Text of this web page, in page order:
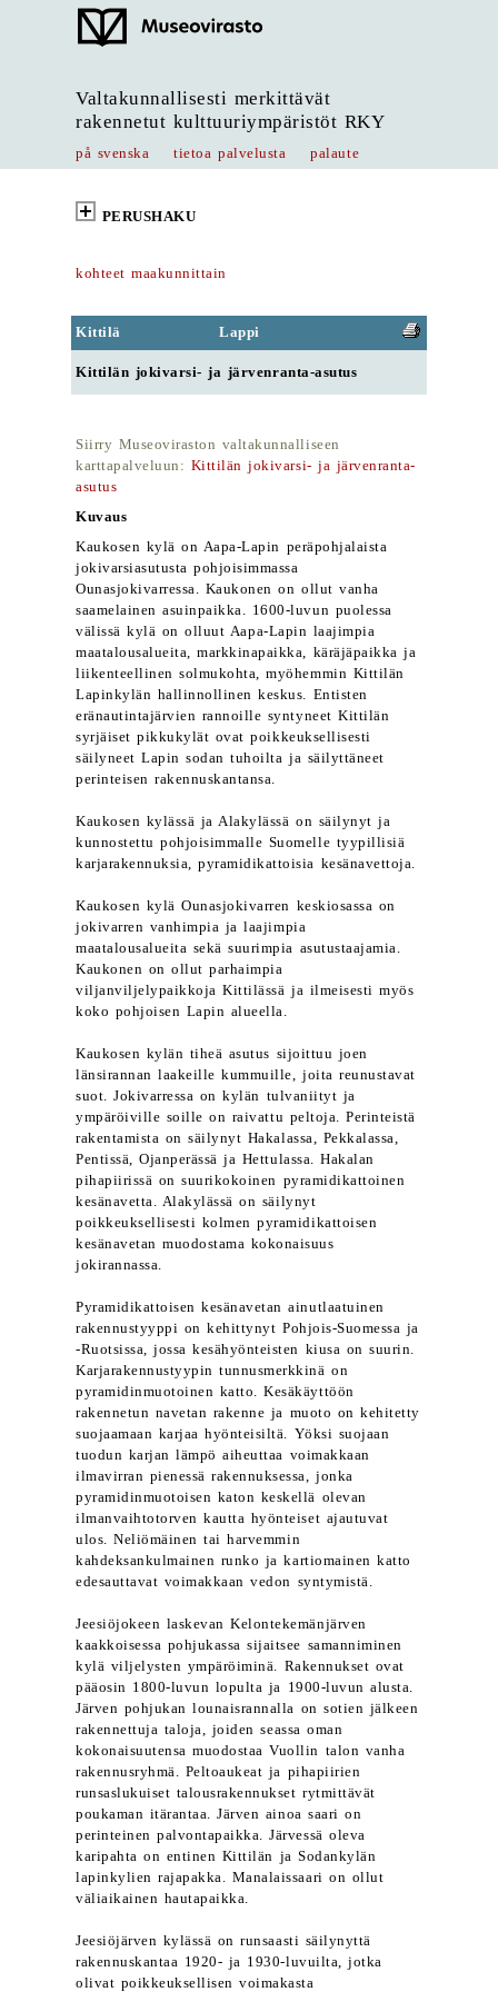
Valtakunnallisesti merkittävät
rakennetut kulttuuriympäristöt RKY
på svenska tietoa palvelusta palaute
PERUSHAKU
kohteet maakunnittain
Kittilä Lappi
Kittilän jokivarsi- ja järvenranta-asutus
Siirry Museoviraston valtakunnalliseen
karttapalveluun: Kittilän jokivarsi- ja järvenranta-
asutus
Kuvaus
Kaukosen kylä on Aapa-Lapin peräpohjalaista
jokivarsiasutusta pohjoisimmassa
Ounasjokivarressa. Kaukonen on ollut vanha
saamelainen asuinpaikka. 1600-luvun puolessa
välissä kylä on olluut Aapa-Lapin laajimpia
maatalousalueita, markkinapaikka, käräjäpaikka ja
liikenteellinen solmukohta, myöhemmin Kittilän
Lapinkylän hallinnollinen keskus. Entisten
eränautintajärvien rannoille syntyneet Kittilän
syrjäiset pikkukylät ovat poikkeuksellisesti
säilyneet Lapin sodan tuhoilta ja säilyttäneet
perinteisen rakennuskantansa.
Kaukosen kylässä ja Alakylässä on säilynyt ja
kunnostettu pohjoisimmalle Suomelle tyypillisiä
karjarakennuksia, pyramidikattoisia kesänavettoja.
Kaukosen kylä Ounasjokivarren keskiosassa on
jokivarren vanhimpia ja laajimpia
maatalousalueita sekä suurimpia asutustaajamia.
Kaukonen on ollut parhaimpia
viljanviljelypaikkoja Kittilässä ja ilmeisesti myös
koko pohjoisen Lapin alueella.
Kaukosen kylän tiheä asutus sijoittuu joen
länsirannan laakeille kummuille, joita reunustavat
suot. Jokivarressa on kylän tulvaniityt ja
ympäröiville soille on raivattu peltoja. Perinteistä
rakentamista on säilynyt Hakalassa, Pekkalassa,
Pentissä, Ojanperässä ja Hettulassa. Hakalan
pihapiirissä on suurikokoinen pyramidikattoinen
kesänavetta. Alakylässä on säilynyt
poikkeuksellisesti kolmen pyramidikattoisen
kesänavetan muodostama kokonaisuus
jokirannassa.
Pyramidikattoisen kesänavetan ainutlaatuinen
rakennustyyppi on kehittynyt Pohjois-Suomessa ja
-Ruotsissa, jossa kesähyönteisten kiusa on suurin.
Karjarakennustyypin tunnusmerkkinä on
pyramidinmuotoinen katto. Kesäkäyttöön
rakennetun navetan rakenne ja muoto on kehitetty
suojaamaan karjaa hyönteisiltä. Yöksi suojaan
tuodun karjan lämpö aiheuttaa voimakkaan
ilmavirran pienessä rakennuksessa, jonka
pyramidinmuotoisen katon keskellä olevan
ilmanvaihtotorven kautta hyönteiset ajautuvat
ulos. Neliömäinen tai harvemmin
kahdeksankulmainen runko ja kartiomainen katto
edesauttavat voimakkaan vedon syntymistä.
Jeesiöjokeen laskevan Kelontekemänjärven
kaakkoisessa pohjukassa sijaitsee samanniminen
kylä viljelysten ympäröiminä. Rakennukset ovat
pääosin 1800-luvun lopulta ja 1900-luvun alusta.
Järven pohjukan lounaisrannalla on sotien jälkeen
rakennettuja taloja, joiden seassa oman
kokonaisuutensa muodostaa Vuollin talon vanha
rakennusryhmä. Peltoaukeat ja pihapiirien
runsaslukuiset talousrakennukset rytmittävät
poukaman itärantaa. Järven ainoa saari on
perinteinen palvontapaikka. Järvessä oleva
karipahta on entinen Kittilän ja Sodankylän
lapinkylien rajapakka. Manalaissaari on ollut
väliaikainen hautapaikka.
Jeesiöjärven kylässä on runsaasti säilynyttä
rakennuskantaa 1920- ja 1930-luvuilta, jotka
olivat poikkeuksellisen voimakasta